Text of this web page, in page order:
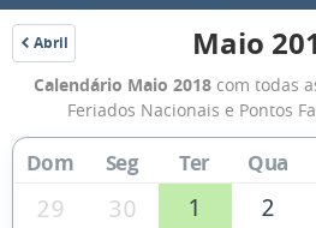
Abril
2018
de
de
2018
Maio
Calendário Maio 2018com todas
Feriados Nacionais e Pontos
Dom Seg Ter Qua
29 30 1 2